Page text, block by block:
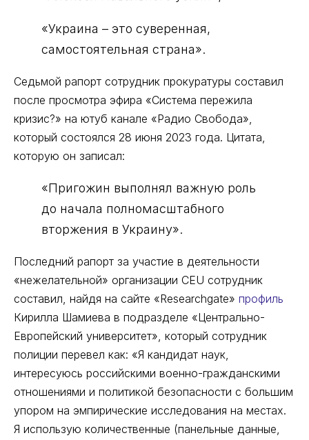
«Украина – это суверенная,
самостоятельная страна».
Седьмой рапорт сотрудник прокуратуры составил
после просмотра эфира «Система пережила
кризис?» на ютуб канале «Радио Свобода»,
который состоялся 28 июня 2023 года. Цитата,
которую он записал:
«Пригожин выполнял важную роль
до начала полномасштабного
вторжения в Украину».
Последний рапорт за участие в деятельности
«нежелательной» организации CEU сотрудник
составил, найдя на сайте «Researchgate» профиль
Кирилла Шамиева в подразделе «Центрально-
Европейский университет», который сотрудник
полиции перевел как: «Я кандидат наук,
интересуюсь российскими военно-гражданскими
отношениями и политикой безопасности с большим
упором на эмпирические исследования на местах.
Я использую количественные (панельные данные,